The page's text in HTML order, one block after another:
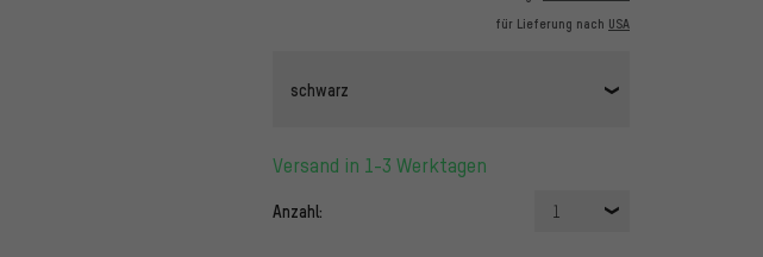
für Lieferung nach USA
schwarz
Versand in 1-3 Werktagen
Anzahl: 1